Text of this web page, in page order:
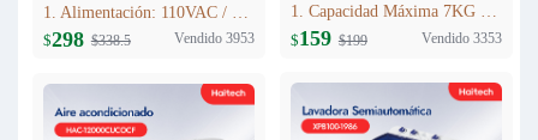
$298 $338.5 Vendido 3953
1. Capacidad Máxima 7KG 2. Panel de control 3. Lavado y centrifugadopor separado 4. Peso neto: 16.5kg 5. Dimensiones del producto:723mm*406mm*819mm
$159 $199 Vendido 3353